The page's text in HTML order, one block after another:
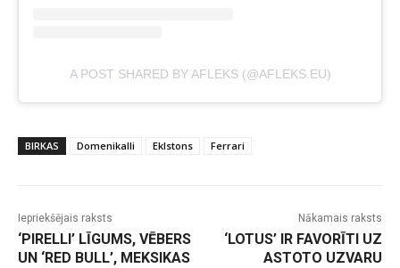
A POST SHARED BY AFLEKS (@AFLEKS.EU)
BIRKAS Domenikalli Eklstons Ferrari
Iepriekšējais raksts
‘PIRELLI’ LĪGUMS, VĒBERS
UN ‘RED BULL’, MEKSIKAS
Nākamais raksts
‘LOTUS’ IR FAVORĪTI UZ
ASTOTO UZVARU